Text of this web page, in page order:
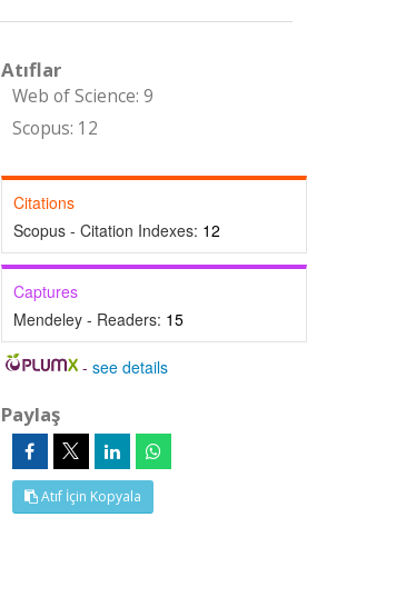
Atıflar
Web of Science: 9
Scopus: 12
Citations
Scopus - Citation Indexes: 12
Captures
Mendeley - Readers: 15
-see details
Paylaş
Atıf İçin Kopyala